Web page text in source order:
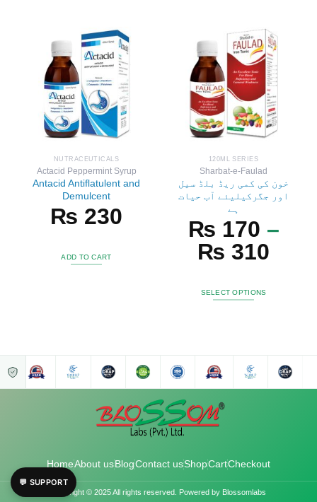
NUTRACEUTICALS
Actacid Peppermint Syrup
Antacid Antiflatulent and
Demulcent
₨ 230
ADD TO CART
120ML SERIES
Sharbat-e-Faulad
خون کی کمی ریڈ بلڈ سیل
اور جگرکیلیئے آب حیات
ہے
₨ 170 –
₨ 310
SELECT OPTIONS
💬 SUPPORT
HomeAbout usBlogContact usShopCartCheckout
Copyright © 2025 All rights reserved. Powered by Blossomlabs